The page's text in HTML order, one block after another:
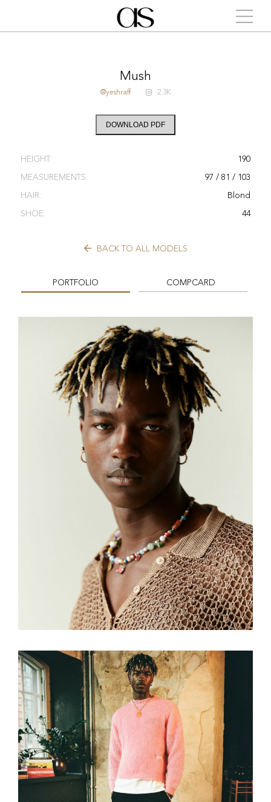
Mush
@yeshraff 2.3K
DOWNLOAD PDF
HEIGHT: 190
MEASUREMENTS: 97 / 81 / 103
HAIR: Blond
SHOE: 44
BACK TO ALL MODELS
PORTFOLIO COMPCARD